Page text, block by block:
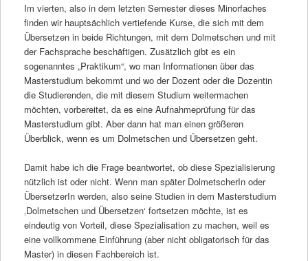
Im vierten, also in dem letzten Semester dieses Minorfaches
finden wir hauptsächlich vertiefende Kurse, die sich mit dem
Übersetzen in beide Richtungen, mit dem Dolmetschen und mit
der Fachsprache beschäftigen. Zusätzlich gibt es ein
sogenanntes „Praktikum“, wo man Informationen über das
Masterstudium bekommt und wo der Dozent oder die Dozentin
die Studierenden, die mit diesem Studium weitermachen
möchten, vorbereitet, da es eine Aufnahmeprüfung für das
Masterstudium gibt. Aber dann hat man einen größeren
Überblick, wenn es um Dolmetschen und Übersetzen geht.
Damit habe ich die Frage beantwortet, ob diese Spezialisierung
nützlich ist oder nicht. Wenn man später DolmetscherIn oder
ÜbersetzerIn werden, also seine Studien in dem Masterstudium
‚Dolmetschen und Übersetzen‘ fortsetzen möchte, ist es
eindeutig von Vorteil, diese Spezialisation zu machen, weil es
eine vollkommene Einführung (aber nicht obligatorisch für das
Master) in diesen Fachbereich ist.